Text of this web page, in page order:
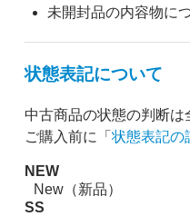
未開封品の内容物に
状態表記について
中古商品の状態の判断は
ご購入前に「 状態表記の
NEW
New（新品）
SS